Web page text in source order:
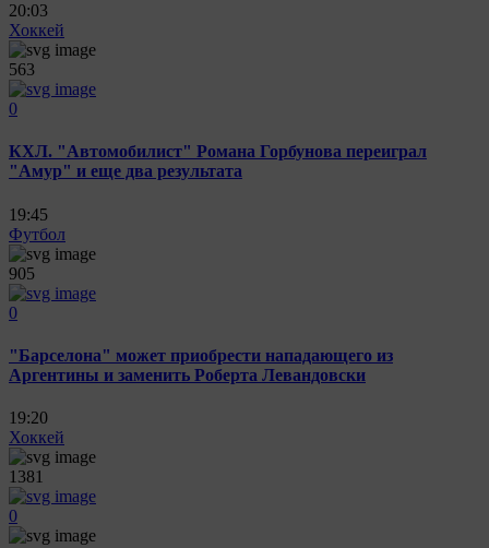
20:03
Хоккей
563
0
КХЛ. "Автомобилист" Романа Горбунова переиграл
"Амур" и еще два результата
19:45
Футбол
905
0
"Барселона" может приобрести нападающего из
Аргентины и заменить Роберта Левандовски
19:20
Хоккей
1381
0